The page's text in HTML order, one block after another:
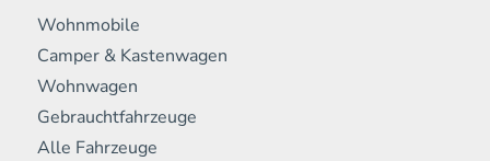
Wohnmobile
Camper & Kastenwagen
Wohnwagen
Gebrauchtfahrzeuge
Alle Fahrzeuge